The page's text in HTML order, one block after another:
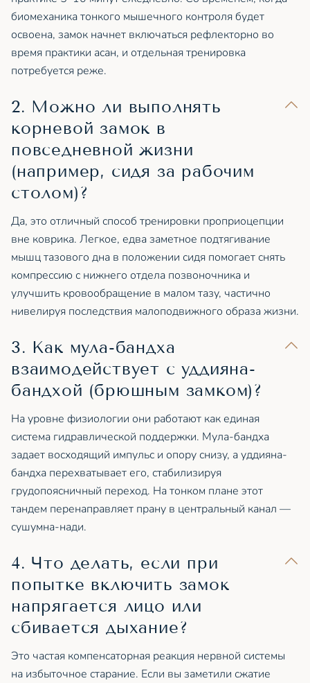
биомеханика тонкого мышечного контроля будет
освоена, замок начнет включаться рефлекторно во
время практики асан, и отдельная тренировка
потребуется реже.
2. Можно ли выполнять
корневой замок в
повседневной жизни
(например, сидя за рабочим
столом)?
Да, это отличный способ тренировки проприоцепции
вне коврика. Легкое, едва заметное подтягивание
мышц тазового дна в положении сидя помогает снять
компрессию с нижнего отдела позвоночника и
улучшить кровообращение в малом тазу, частично
нивелируя последствия малоподвижного образа жизни.
3. Как мула-бандха
взаимодействует с уддияна-
бандхой (брюшным замком)?
На уровне физиологии они работают как единая
система гидравлической поддержки. Мула-бандха
задает восходящий импульс и опору снизу, а уддияна-
бандха перехватывает его, стабилизируя
грудопоясничный переход. На тонком плане этот
тандем перенаправляет прану в центральный канал —
сушумна-нади.
4. Что делать, если при
попытке включить замок
напрягается лицо или
сбивается дыхание?
Это частая компенсаторная реакция нервной системы
на избыточное старание. Если вы заметили сжатие